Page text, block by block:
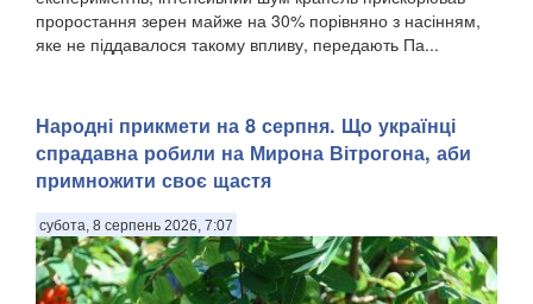
проростання зерен майже на 30% порівняно з насінням,
яке не піддавалося такому впливу, передають Па...
Народні прикмети на 8 серпня. Що українці
спрадавна робили на Мирона Вітрогона, аби
примножити своє щастя
субота, 8 серпень 2026, 7:07